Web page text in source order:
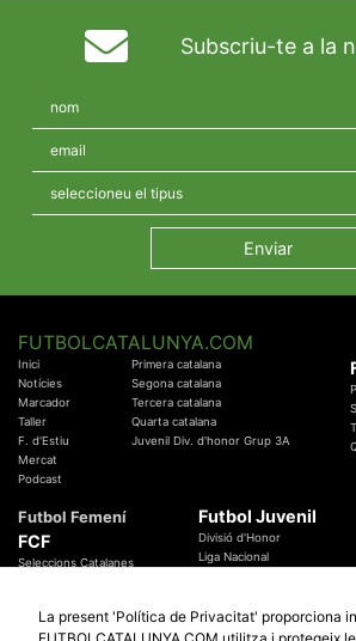
Subscriu-te a la
FUTBOLCATALUNYA.COM
Inici
Notícies
Marcador
Taller
F. d'Estiu
Mercat
Podcast
Primera catalana
Segona catalana
Tercera catalana
Quarta catalana
Juvenil Div. d'honor Grup 3A
Futbol Femení
FCF
Seleccions Catalanes
Temes Federatius
Futbol Juvenil
Divisió d'Honor
Liga Nacional
La present 'Política de Privacitat' proporciona